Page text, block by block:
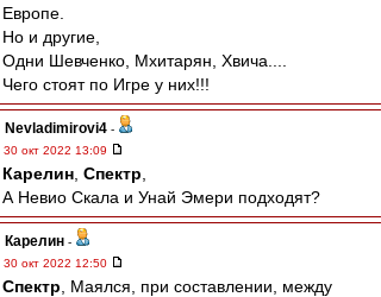
Европе.
Но и другие,
Одни Шевченко, Мхитарян, Хвича....
Чего стоят по Игре у них!!!
Nevladimirovi4 -
30 окт 2022 13:09
Карелин Спектр
А Невио Скала и Унай Эмери подходят?
Карелин -
30 окт 2022 12:50
Спектр , Маялся, при составлении, между